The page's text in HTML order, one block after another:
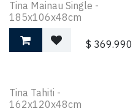
Tina Mainau Single -
185x106x48cm
$ 369.990
Tina Tahiti -
162x120x48cm